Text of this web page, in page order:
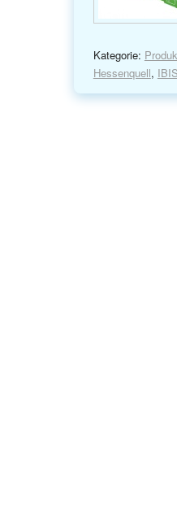
Kategorie:
Hessenquell, IBIS